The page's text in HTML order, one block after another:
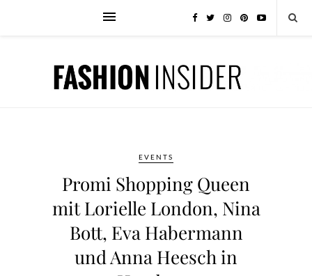
EVENTS
Promi Shopping Queen
mit Lorielle London, Nina
Bott, Eva Habermann
und Anna Heesch in